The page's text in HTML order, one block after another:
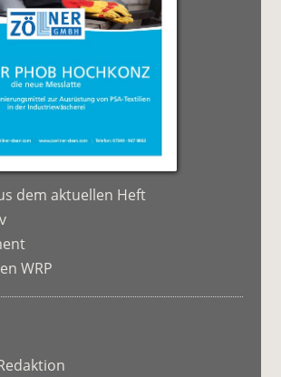
dem aktuellen Heft
WRP